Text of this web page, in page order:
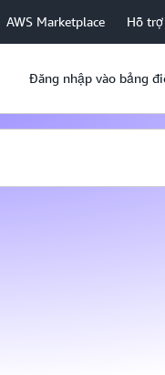
AWS Marketplace Hỗ trợ
Đăng nhập vào bảng